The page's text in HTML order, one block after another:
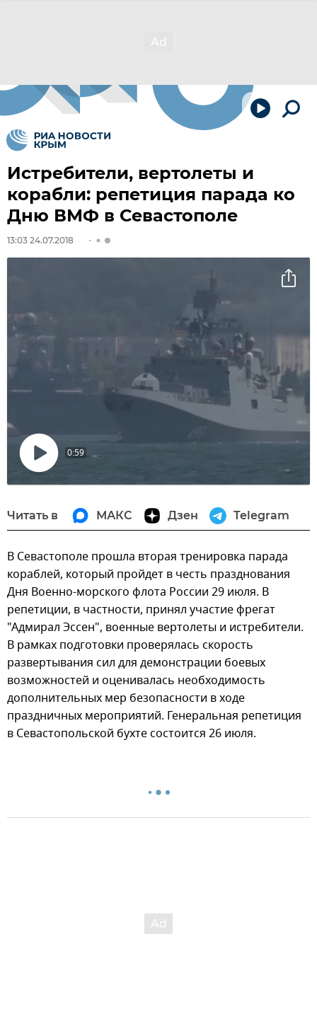
Истребители, вертолеты и
корабли: репетиция парада ко
Дню ВМФ в Севастополе
13:03 24.07.2018
Воспроизвести
0:59
Читать в МАКС Дзен Telegram
В Севастополе прошла вторая тренировка парада
кораблей, который пройдет в честь празднования
Дня Военно-морского флота России 29 июля. В
репетиции, в частности, принял участие фрегат
"Адмирал Эссен", военные вертолеты и истребители.
В рамках подготовки проверялась скорость
развертывания сил для демонстрации боевых
возможностей и оценивалась необходимость
дополнительных мер безопасности в ходе
праздничных мероприятий. Генеральная репетиция
в Севастопольской бухте состоится 26 июля.